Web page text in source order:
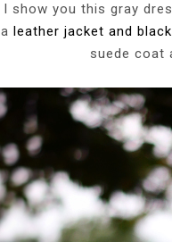
I show you this gray
a leather jacket and
suede coat